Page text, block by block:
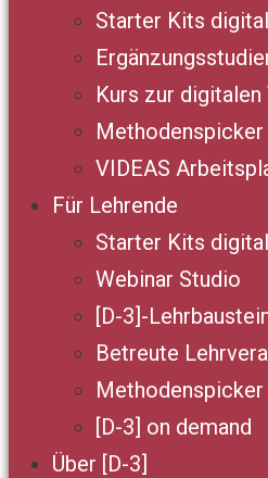
Starter Kits
Kurs zur digitalen
Methodenspicker
VIDEAS
Für Lehrende
Starter Kits
Webinar Studio
[D-3]-
Betreute
Methodenspicker
[D-3] on demand
Über [D-3]